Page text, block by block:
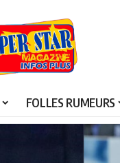
FOLLES RUMEURS